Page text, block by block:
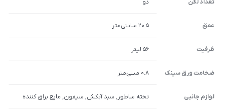
تعداد لگن دو
عمق 20.5 سانتی‌متر
ظرفیت 56 لیتر
ضخامت ورق سینک 0.8 میلی‌متر
لوازم جانبی تخته ساطور, سبد آبکش, سیفون, مایع براق کننده